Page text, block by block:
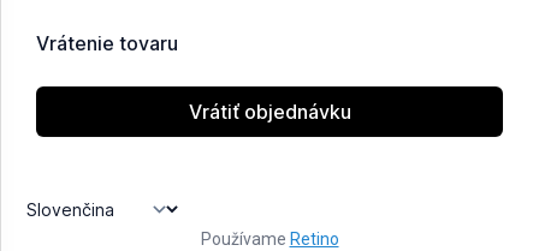
SKLA
A
NOVINKY
Používame Retino